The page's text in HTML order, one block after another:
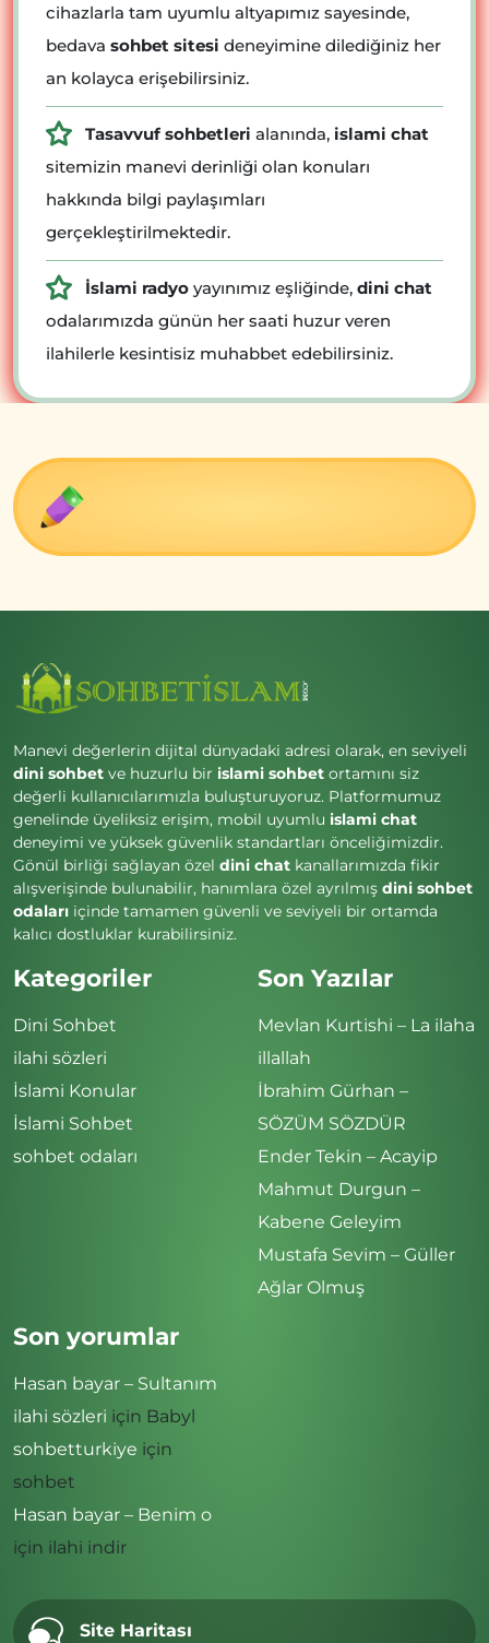
cihazlarla tam uyumlu altyapımız sayesinde,
bedava sohbet sitesi deneyimine dilediğiniz her
an kolayca erişebilirsiniz.
Tasavvuf sohbetleri alanında, islami chat
sitemizin manevi derinliği olan konuları
hakkında bilgi paylaşımları
gerçekleştirilmektedir.
İslami radyo yayınımız eşliğinde, dini chat
odalarımızda günün her saati huzur veren
ilahilerle kesintisiz muhabbet edebilirsiniz.
Manevi değerlerin dijital dünyadaki adresi olarak, en seviyeli
dini sohbet ve huzurlu bir islami sohbet ortamını siz
değerli kullanıcılarımızla buluşturuyoruz. Platformumuz
genelinde üyeliksiz erişim, mobil uyumlu islami chat
deneyimi ve yüksek güvenlik standartları önceliğimizdir.
Gönül birliği sağlayan özel dini chat kanallarımızda fikir
alışverişinde bulunabilir, hanımlara özel ayrılmış dini sohbet
odaları içinde tamamen güvenli ve seviyeli bir ortamda
kalıcı dostluklar kurabilirsiniz.
Kategoriler
Dini Sohbet
ilahi sözleri
İslami Konular
İslami Sohbet
sohbet odaları
Son Yazılar
Mevlan Kurtishi – La ilaha
illallah
İbrahim Gürhan –
SÖZÜM SÖZDÜR
Ender Tekin – Acayip
Mahmut Durgun –
Kabene Geleyim
Mustafa Sevim – Güller
Ağlar Olmuş
Son yorumlar
Hasan bayar – Sultanım
ilahi sözleri için Babyl
sohbetturkiye için
sohbet
Hasan bayar – Benim o
için ilahi indir
Site Haritası